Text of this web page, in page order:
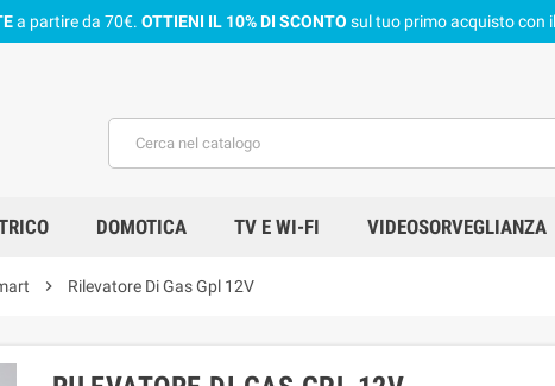
a partire da 70€. OTTIENI IL 10% DI SCONTO sul tuo primo acquisto con
DOMOTICA TV E WI-FI VIDEOSORVEGLIANZA
chevron_right Rilevatore Di Gas Gpl 12V